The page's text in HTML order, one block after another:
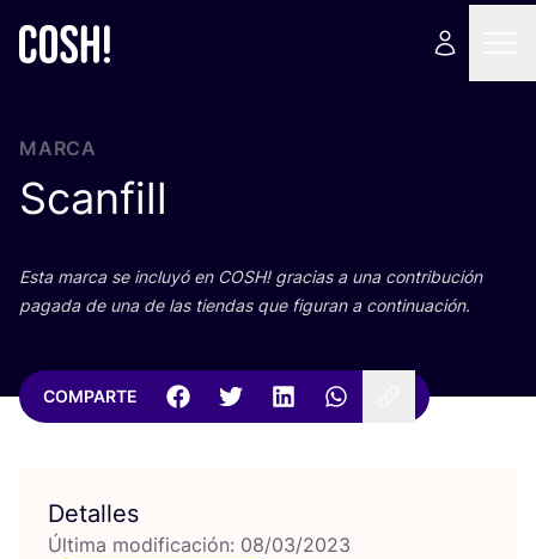
MARCA
Scanfill
Esta mar­ca se inclu­yó en COSH! gra­cias a una con­tri­bu­ción
paga­da de una de las tien­das que figu­ran a continuación.
COMPARTE
Detalles
Última modificación: 08/03/2023